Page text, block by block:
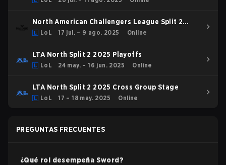
North American Challengers League Split 2
2025 Regular Season
LoL 17 jul. – 9 ago. 2025 Online
LTA North Split 2 2025 Playoffs
LoL 24 may. – 16 jun. 2025 Online
LTA North Split 2 2025 Cross Group Stage
LoL 17 – 18 may. 2025 Online
PREGUNTAS FRECUENTES
¿Qué rol desempeña Sword?